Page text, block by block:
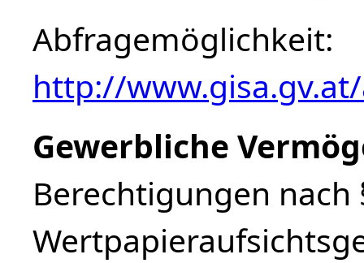
Abfragemöglichkeit:
http://
Gewerbliche
Berechtigungen nach